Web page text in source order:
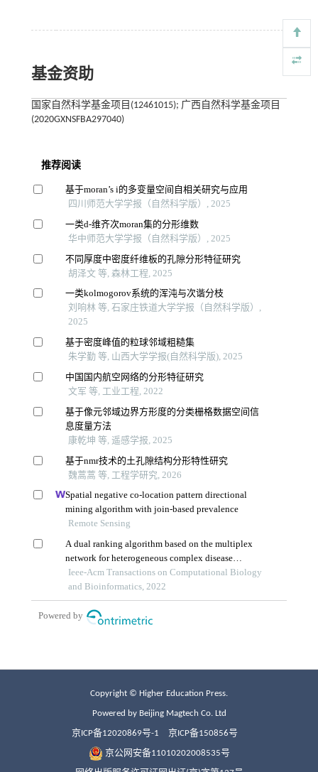
基金资助
国家自然科学基金项目(12461015); 广西自然科学基金项目
(2020GXNSFBA297040)
Copyright © Higher Education Press.
Powered by Beijing Magtech Co. Ltd
京ICP备12020869号-1 京ICP备150856号
京公网安备11010202008535号